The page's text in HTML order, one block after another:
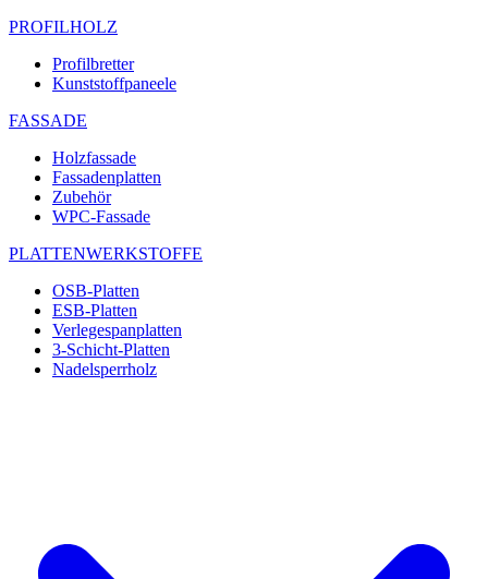
PROFILHOLZ
Profilbretter
Kunststoffpaneele
FASSADE
Holzfassade
Fassadenplatten
Zubehör
WPC-Fassade
PLATTENWERKSTOFFE
OSB-Platten
ESB-Platten
Verlegespanplatten
3-Schicht-Platten
Nadelsperrholz